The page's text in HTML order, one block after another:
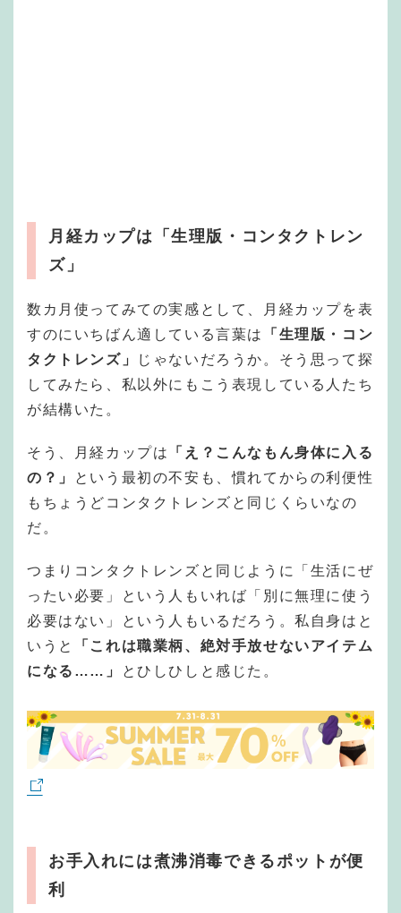
月経カップは「生理版・コンタクトレン
ズ」
数カ月使ってみての実感として、月経カップを表
すのにいちばん適している言葉は
「生理版・コン
タクトレンズ」
じゃないだろうか。そう思って探
してみたら、私以外にもこう表現している人たち
が結構いた。
そう、月経カップは
「え？こんなもん身体に入る
の？」
という最初の不安も、慣れてからの利便性
もちょうどコンタクトレンズと同じくらいなの
だ。
つまりコンタクトレンズと同じように「生活にぜ
ったい必要」という人もいれば「別に無理に使う
必要はない」という人もいるだろう。私自身はと
いうと
「これは職業柄、絶対手放せないアイテム
になる……」
とひしひしと感じた。
お手入れには煮沸消毒できるポットが便
利